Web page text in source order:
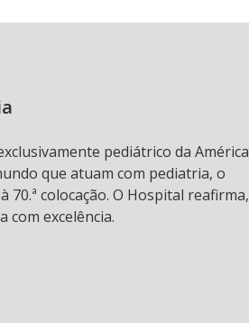
pediátrico da América
que atuam com pediatria, o
colocação. O Hospital reafirma,
com excelência.